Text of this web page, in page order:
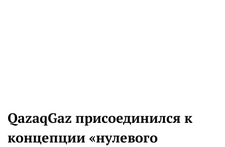
QazaqGaz присоединился к
концепции «нулевого